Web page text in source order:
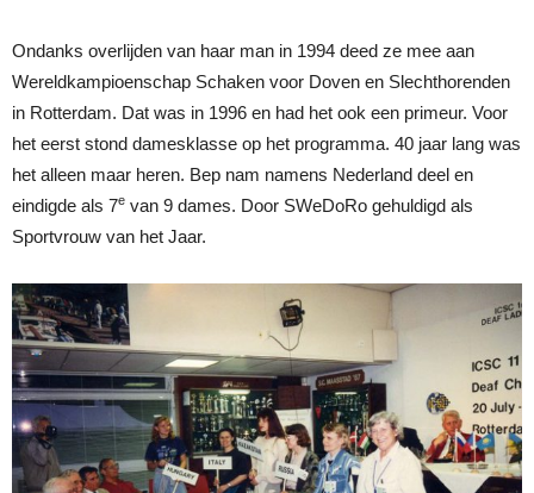
Ondanks overlijden van haar man in 1994 deed ze mee aan
Wereldkampioenschap Schaken voor Doven en Slechthorenden
in Rotterdam. Dat was in 1996 en had het ook een primeur. Voor
het eerst stond damesklasse op het programma. 40 jaar lang was
het alleen maar heren. Bep nam namens Nederland deel en
eindigde als 7e van 9 dames. Door SWeDoRo gehuldigd als
Sportvrouw van het Jaar.